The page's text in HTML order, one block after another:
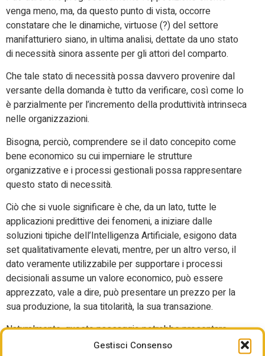
Gestisci Consenso
venga meno, ma, da questo punto di vista, occorre
constatare che le dinamiche, virtuose (?) del settore
manifatturiero siano, in ultima analisi, dettate da uno stato
di necessità sinora assente per gli attori del comparto.
Che tale stato di necessità possa davvero provenire dal
versante della domanda è tutto da verificare, così come lo
è parzialmente per l’incremento della produttività intrinseca
nelle organizzazioni.
Bisogna, perciò, comprendere se il dato concepito come
bene economico su cui imperniare le strutture
organizzative e i processi gestionali possa rappresentare
questo stato di necessità.
Ciò che si vuole significare è che, da un lato, tutte le
applicazioni predittive dei fenomeni, a iniziare dalle
soluzioni tipiche dell’Intelligenza Artificiale, esigono data
set qualitativamente elevati, mentre, per un altro verso, il
dato veramente utilizzabile per supportare i processi
decisionali assume un valore economico, può essere
apprezzato, vale a dire, può presentare un prezzo per la
sua produzione, la sua titolarità, la sua transazione.
Naturalmente, questo passaggio potrebbe presentare
contraddizioni, nella misura in cui il dato, pubblico o privato,